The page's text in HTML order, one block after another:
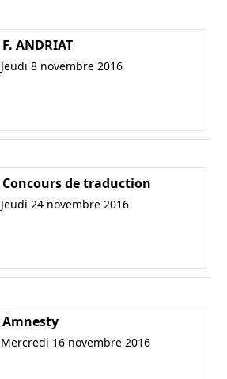
F. ANDRIAT
Jeudi 8 novembre 2016
Concours de traduction
Jeudi 24 novembre 2016
Amnesty
Mercredi 16 novembre 2016